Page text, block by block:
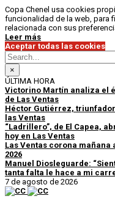
Copa Chenel usa cookies
funcionalidad de la web, para
relacionada con sus
Leer más
Aceptar todas las cookies
×
ÚLTIMA HORA
Victorino Martín analiza el
de Las Ventas
Héctor Gutiérrez, triunfador
las Ventas
“Ladrillero”, de El Capea,
hoy en Las Ventas
Las Ventas corona mañana
2026
Manuel Diosleguarde:
tanta falta le hace a mi
7 de agosto de 2026